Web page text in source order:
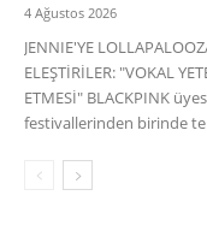
4 Ağustos 2026
JENNIE'YE
ELEŞTİRİLER: "VOKAL
ETMESİ" BLACKPINK
festivallerinden birinde